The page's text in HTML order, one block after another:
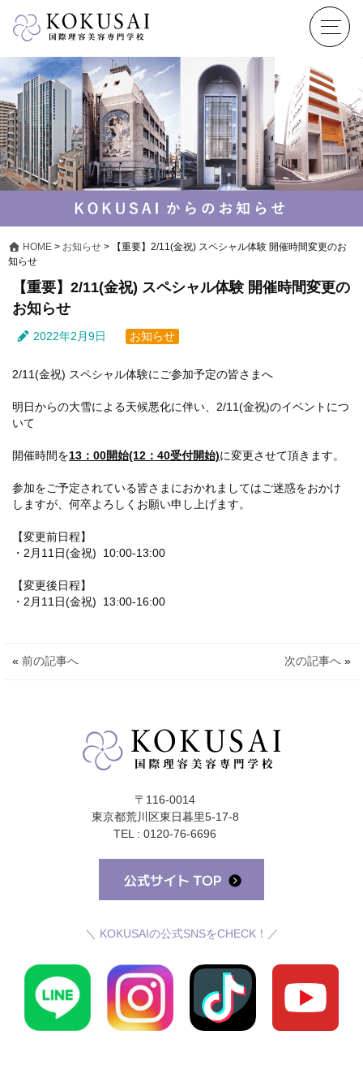
イフ
HOME > お知らせ >
【重要】2/11(金祝) スペシャル体験 開催時間変更のお
知らせ
【重要】2/11(金祝) スペシャル体験 開催時間変更の
お知らせ
2022年2月9日 お知らせ
2/11(金祝) スペシャル体験にご参加予定の皆さまへ
明日からの大雪による天候悪化に伴い、2/11(金祝)のイベントにつ
いて
開催時間を13：00開始(12：40受付開始)に変更させて頂きます。
参加をご予定されている皆さまにおかれましてはご迷惑をおかけ
しますが、何卒よろしくお願い申し上げます。
【変更前日程】
・2月11日(金祝) 10:00-13:00
【変更後日程】
・2月11日(金祝) 13:00-16:00
« 前の記事へ 次の記事へ »
〒116-0014
東京都荒川区東日暮里5-17-8
TEL : 0120-76-6696
＼ KOKUSAIの公式SNSをCHECK！／